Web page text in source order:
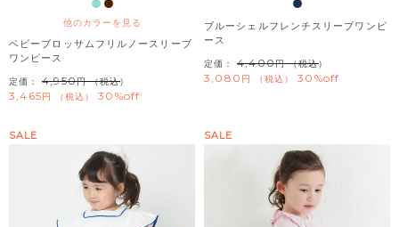
他のカラーを見る
ベビーブロッサムフリルノースリーブ
ワンピース
定価： 4,950 （税込）
3,465 税込 30%off
ブルーシェルフレンチスリーブワンピ
ース
定価： 4,400 （税込）
3,080 税込 30%off
SALE SALE